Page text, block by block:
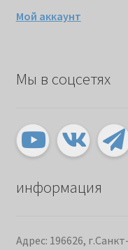
Мой аккаунт
Мы в соцсетях
информация
Адрес: 196626,